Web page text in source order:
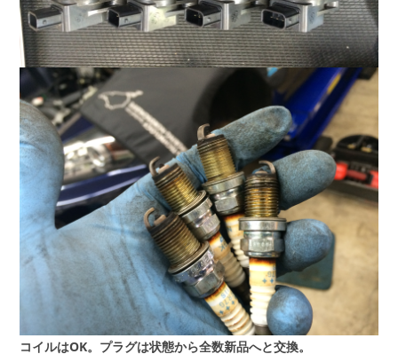
コイルはOK。プラグは状態から全数新品へと交換。